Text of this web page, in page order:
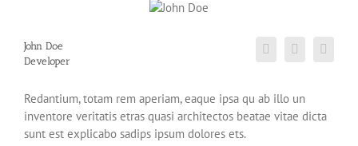
John Doe
Developer
Redantium, totam rem aperiam, eaque ipsa qu ab illo un
inventore veritatis etras quasi architectos beatae vitae dicta
sunt est explicabo sadips ipsum dolores ets.